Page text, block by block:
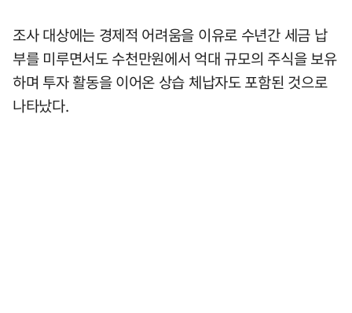
조사 대상에는 경제적 어려움을 이유로 수년간 세금 납
부를 미루면서도 수천만원에서 억대 규모의 주식을 보유
하며 투자 활동을 이어온 상습 체납자도 포함된 것으로
나타났다.